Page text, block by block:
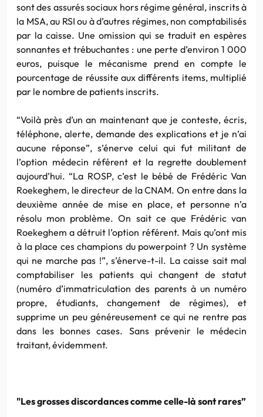
sont des assurés sociaux hors régime général, inscrits à
la MSA, au RSI ou à d’autres régimes, non comptabilisés
par la caisse. Une omission qui se traduit en espères
sonnantes et trébuchantes : une perte d’environ 1 000
euros, puisque le mécanisme prend en compte le
pourcentage de réussite aux différents items, multiplié
par le nombre de patients inscrits.
“Voilà près d’un an maintenant que je conteste, écris,
téléphone, alerte, demande des explications et je n’ai
aucune réponse”, s’énerve celui qui fut militant de
l’option médecin référent et la regrette doublement
aujourd’hui. “La ROSP, c’est le bébé de Frédéric Van
Roekeghem, le directeur de la CNAM. On entre dans la
deuxième année de mise en place, et personne n’a
résolu mon problème. On sait ce que Frédéric van
Roekeghem a détruit l’option référent. Mais qu’ont mis
à la place ces champions du powerpoint ? Un système
qui ne marche pas !”, s’énerve-t-il. La caisse sait mal
comptabiliser les patients qui changent de statut
(numéro d’immatriculation des parents à un numéro
propre, étudiants, changement de régimes), et
supprime un peu généreusement ce qui ne rentre pas
dans les bonnes cases. Sans prévenir le médecin
traitant, évidemment.
"Les grosses discordances comme celle-là sont rares”